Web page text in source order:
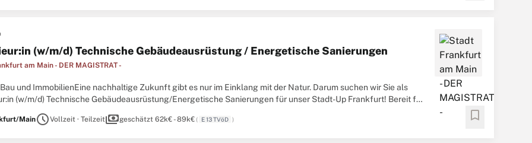
(w/m/d) Technische Gebäudeausrüstung / Energetische Sanierungen
am Main - DER MAGISTRAT -
und ImmobilienEine nachhaltige Zukunft gibt es nur im Einklang mit der Natur. Darum suchen wir Sie als
(w/m/d) Technische Gebäudeausrüstung/Energetische Sanierungen für unser Stadt-Up Frankfurt! Bereit für
MainscheduleVollzeit · Teilzeitpaymentsgeschätzt 62k€ - 89k€( E 13 TVöD ) bookmark